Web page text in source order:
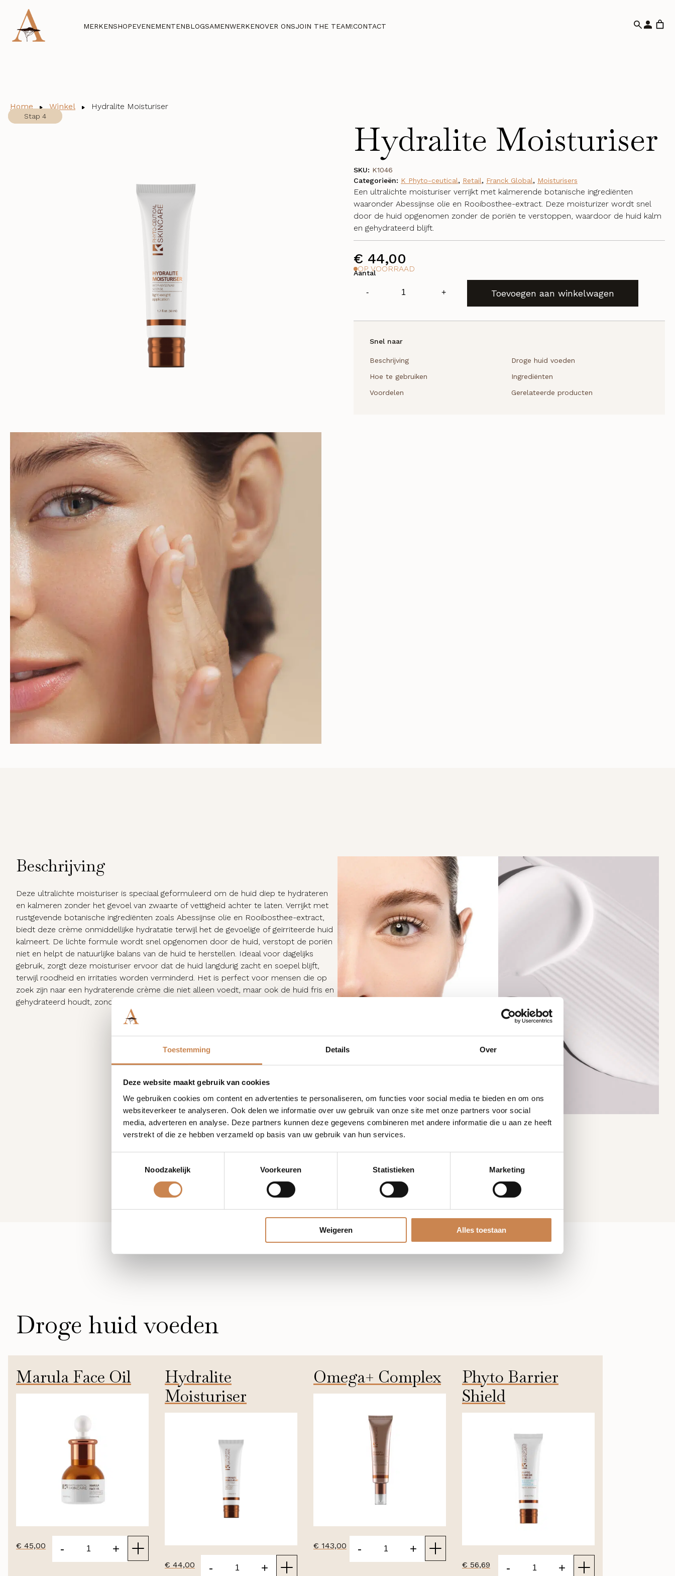
Toestemming Details Over
Deze website maakt gebruik van cookies
We gebruiken cookies om content en advertenties te personaliseren, om functies voor social media te bieden en om ons
websiteverkeer te analyseren. Ook delen we informatie over uw gebruik van onze site met onze partners voor social
media, adverteren en analyse. Deze partners kunnen deze gegevens combineren met andere informatie die u aan ze heeft
verstrekt of die ze hebben verzameld op basis van uw gebruik van hun services.
Noodzakelijk
Voorkeuren Statistieken Marketing
Weigeren Alles toestaan
MERKENSHOPEVENEMENTENBLOGSAMENWERKENOVER ONSJOIN THE TEAM!CONTACT
Home Winkel Hydralite Moisturiser
Hydralite Moisturiser
€ 44,00
Snel naar
Beschrijving
Droge huid voeden
Hoe te gebruiken
Ingrediënten
Voordelen
Gerelateerde producten
Een ultralichte moisturiser verrijkt met kalmerende botanische ingrediënten
waaronder Abessijnse olie en Rooibosthee-extract. Deze moisturizer wordt snel
door de huid opgenomen zonder de poriën te verstoppen, waardoor de huid kalm
en gehydrateerd blijft.
OP VOORRAAD
Aantal
-
Moisturiser
+ Toevoegen aan winkelwagen
SKU: K1046
Categorieën: K Phyto-ceutical, Retail, Franck Global, Moisturisers
Beschrijving
Deze ultralichte moisturiser is speciaal geformuleerd om de huid diep te hydrateren
en kalmeren zonder het gevoel van zwaarte of vettigheid achter te laten. Verrijkt met
rustgevende botanische ingrediënten zoals Abessijnse olie en Rooibosthee-extract,
biedt deze crème onmiddellijke hydratatie terwijl het de gevoelige of geïrriteerde huid
kalmeert. De lichte formule wordt snel opgenomen door de huid, verstopt de poriën
niet en helpt de natuurlijke balans van de huid te herstellen. Ideaal voor dagelijks
gebruik, zorgt deze moisturiser ervoor dat de huid langdurig zacht en soepel blijft,
terwijl roodheid en irritaties worden verminderd. Het is perfect voor mensen die op
zoek zijn naar een hydraterende crème die niet alleen voedt, maar ook de huid fris en
gehydrateerd houdt, zonder dat er een zwaar laagje op de huid achterblijft.
Droge huid voeden
Marula Face Oil
€ 45,00
Stap 1
-
Marula
+
Hydralite
Moisturiser
€ 44,00
Stap 2
-
Hydralite
+
Omega+ Complex
€ 143,00
Stap 3
-
Omega+
+
Phyto Barrier
Shield
€ 56,69
Stap 4
-
Phyto
+